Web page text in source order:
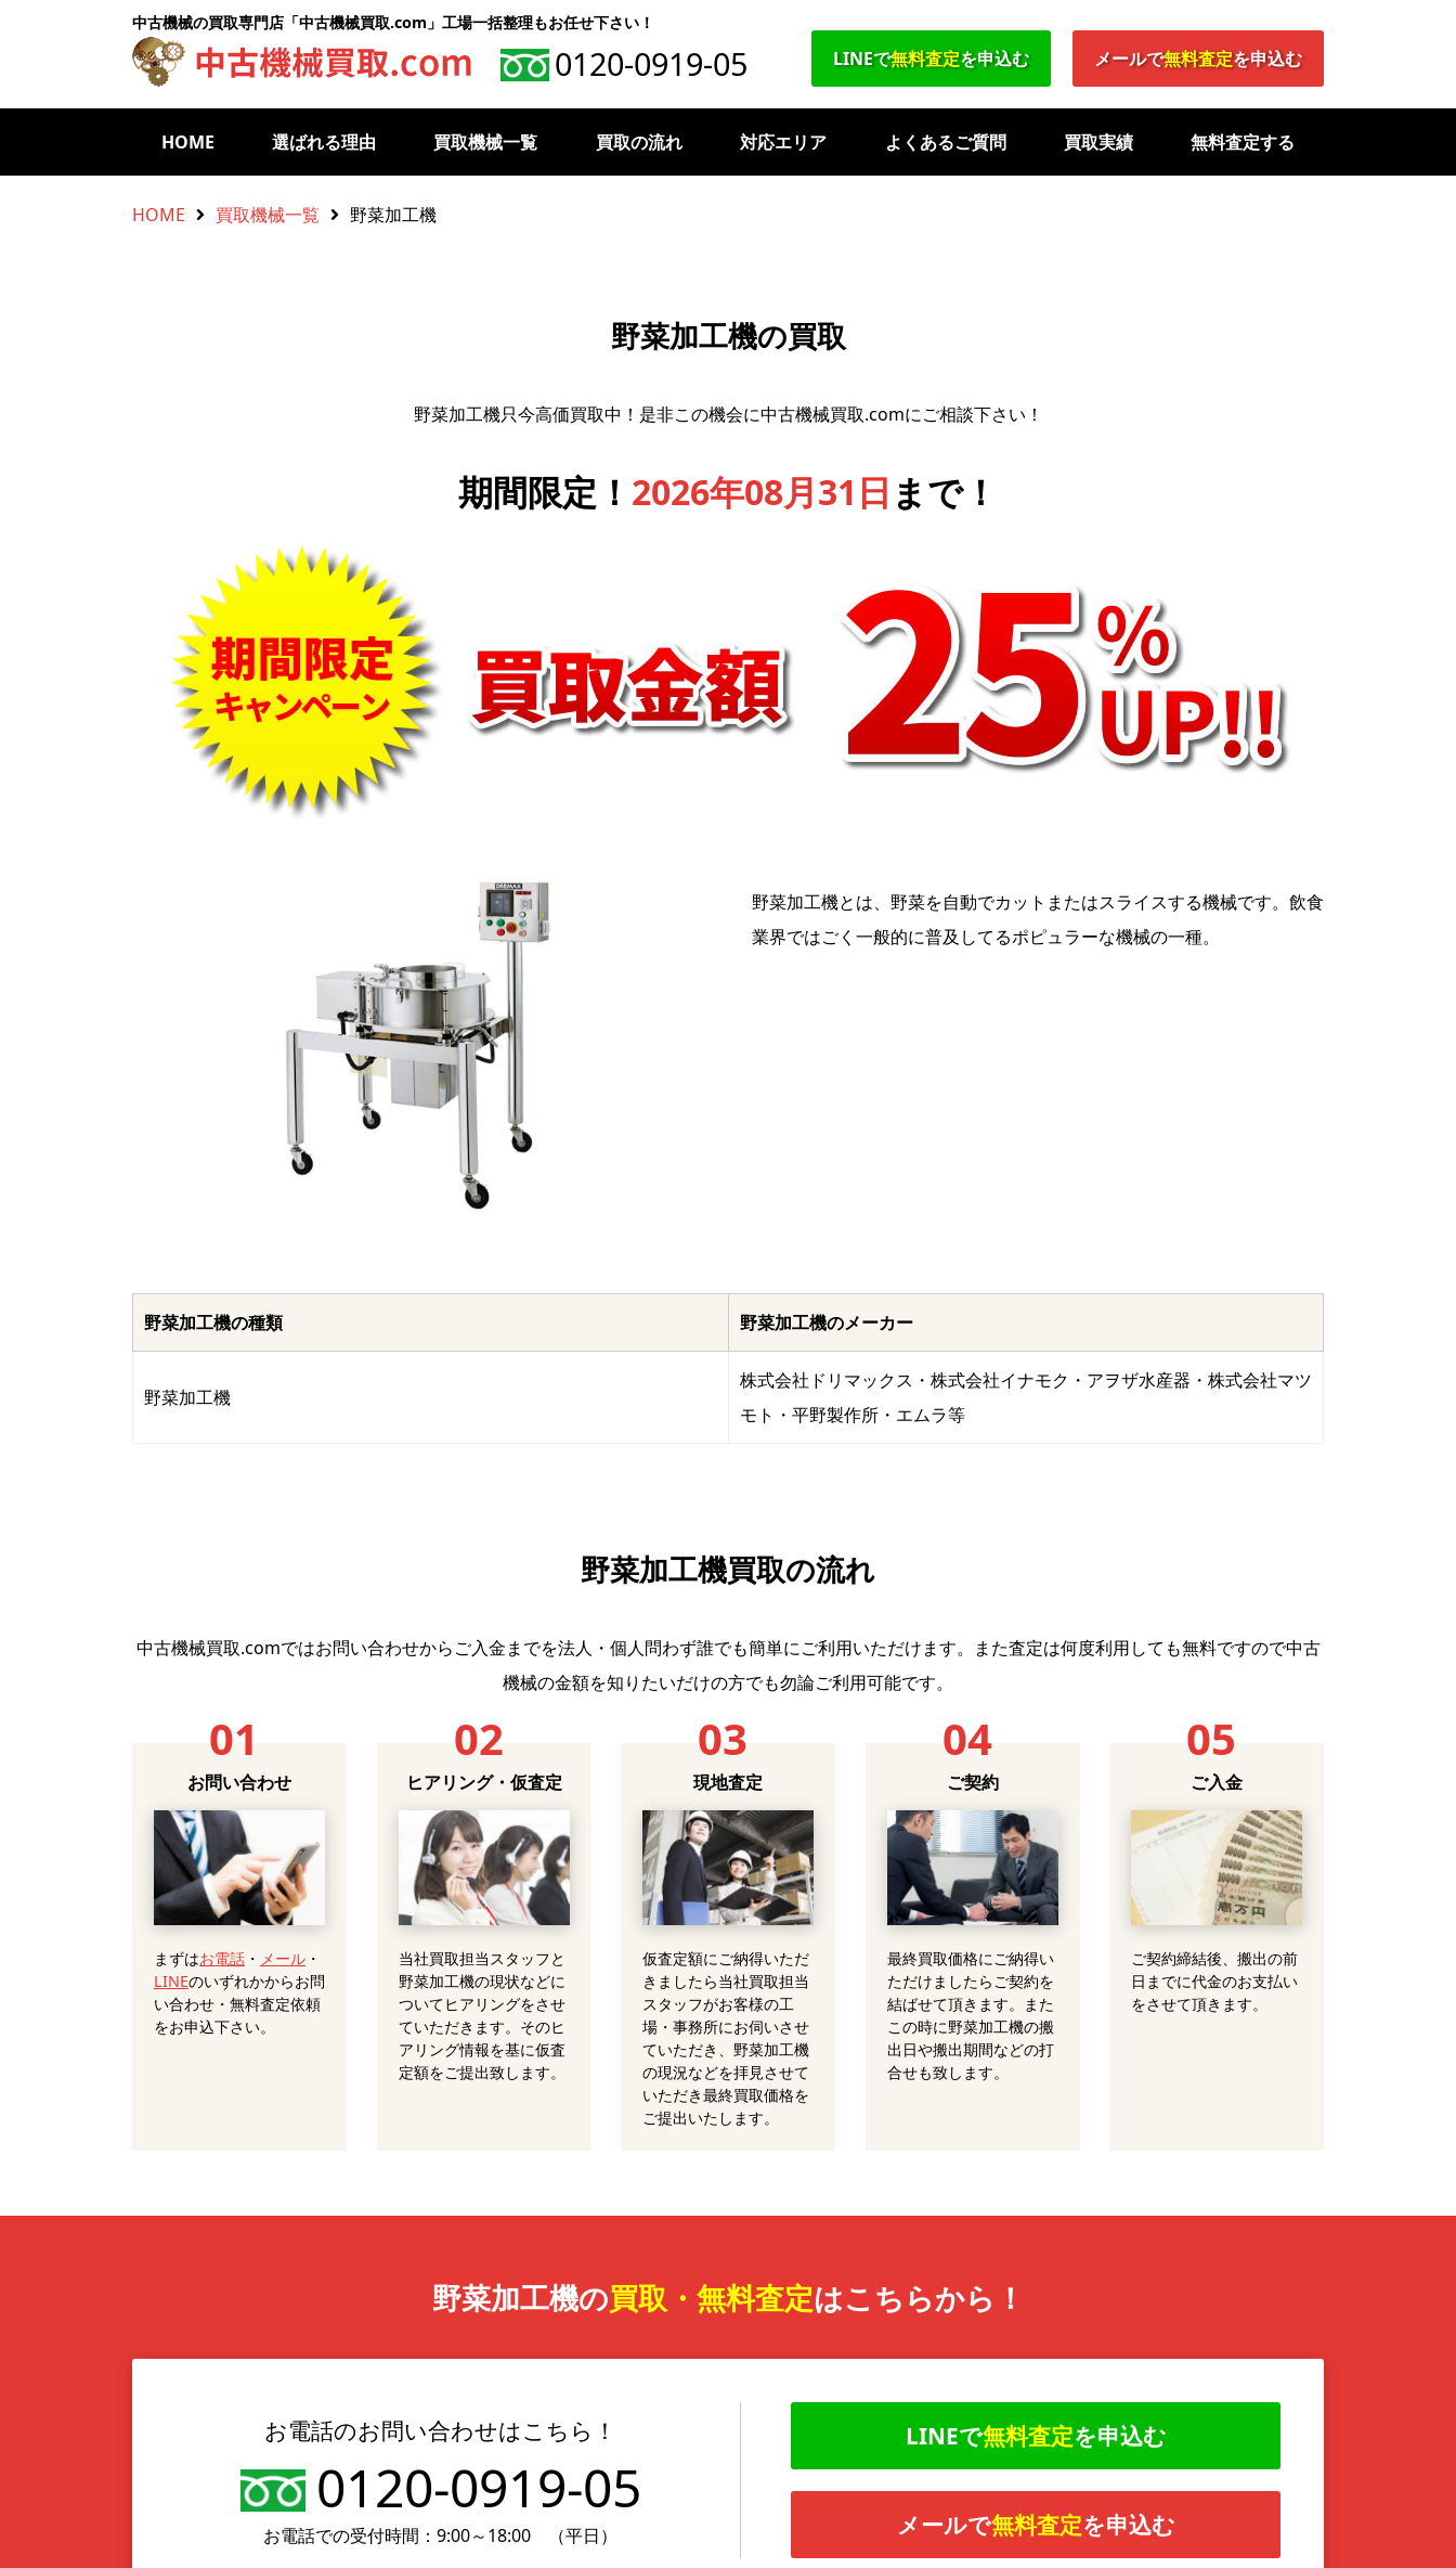
中古機械の買取専門店「中古機械買取.com」工場一括整理もお任せ下さい！
0120-0919-05 LINEで無料査定を申込む メールで無料査定を申込む
HOME 選ばれる理由 買取機械一覧 買取の流れ 対応エリア よくあるご質問 買取実績 無料査定する
HOME 買取機械一覧 野菜加工機
野菜加工機の買取
野菜加工機只今高価買取中！是非この機会に中古機械買取.comにご相談下さい！
期間限定！ 2026年08月31日 まで！
野菜加工機とは、野菜を自動でカットまたはスライスする機械です。飲食
業界ではごく一般的に普及してるポピュラーな機械の一種。
野菜加工機の種類 野菜加工機のメーカー
野菜加工機
株式会社ドリマックス・株式会社イナモク・アヲザ水産器・株式会社マツ
モト・平野製作所・エムラ等
野菜加工機買取の流れ
中古機械買取.comではお問い合わせからご入金までを法人・個人問わず誰でも簡単にご利用いただけます。また査定は何度利用しても無料ですので中古
機械の金額を知りたいだけの方でも勿論ご利用可能です。
01
お問い合わせ
まずはお電話 ・ メール ・
LINEのいずれかからお問
い合わせ・無料査定依頼
をお申込下さい。
02
ヒアリング・仮査定
当社買取担当スタッフと
野菜加工機の現状などに
ついてヒアリングをさせ
ていただきます。そのヒ
アリング情報を基に仮査
定額をご提出致します。
03
現地査定
仮査定額にご納得いただ
きましたら当社買取担当
スタッフがお客様の工
場・事務所にお伺いさせ
ていただき、野菜加工機
の現況などを拝見させて
いただき最終買取価格を
ご提出いたします。
04
ご契約
最終買取価格にご納得い
ただけましたらご契約を
結ばせて頂きます。また
この時に野菜加工機の搬
出日や搬出期間などの打
合せも致します。
05
ご入金
ご契約締結後、搬出の前
日までに代金のお支払い
をさせて頂きます。
野菜加工機の買取・無料査定はこちらから！
お電話のお問い合わせはこちら！
0120-0919-05
お電話での受付時間：9:00～18:00 （平日）
LINEで無料査定を申込む
メールで無料査定を申込む